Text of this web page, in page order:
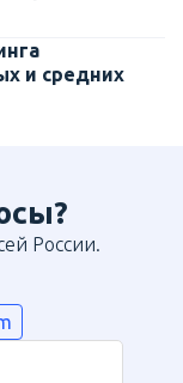
и средних
России.